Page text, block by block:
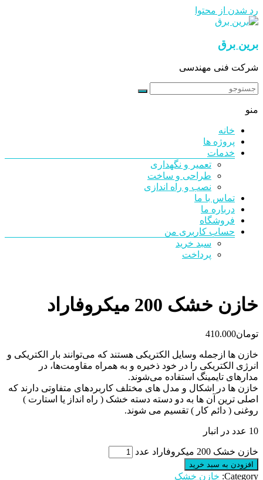
رد شدن از محتوا
برین برق
شرکت فنی مهندسی
منو
خانه
پروژه ها
خدمات
تعمیر و نگهداری
طراحی و ساخت
نصب و راه اندازی
تماس با ما
درباره ما
فروشگاه
حساب کاربری من
سبد خرید
پرداخت
خازن خشک 200 میکروفاراد
تومان410.000
خازن ها ازجمله وسایل الکتریکی هستند که می‌توانند بار الکتریکی و
انرژی الکتریکی را در خود ذخیره و به همراه مقاومت‌ها، در
مدارهای تایمینگ استفاده می‌شوند.
خازن ها در اشکال و مدل های مختلف کاربردهای متفاوتی دارند که
اصلی ترین آن ها به دو دسته دسته خشک ( راه انداز یا استارت )
روغنی ( دائم کار ) تقسیم می شوند.
10 عدد در انبار
خازن خشک 200 میکروفاراد عدد
افزودن به سبد خرید
Category: خازن خشک